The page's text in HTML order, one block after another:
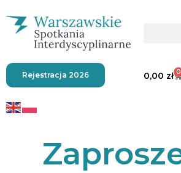
Rejestracja 2026 0,00 zł 0